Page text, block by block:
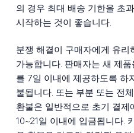
의 경우 최대 배송 기한을 초
시작하는 것이 좋습니다.
분쟁 해결이 구매자에게 유리
가능합니다. 판매자는 새 제
를 7일 이내에 제공하도록 하
불됩니다. 또는 부분 또는 전
환불은 일반적으로 초기 결
10~21일 이내에 입금됩니다.